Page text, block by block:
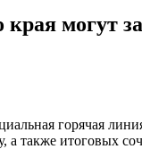
могут
горячая
а также итоговых